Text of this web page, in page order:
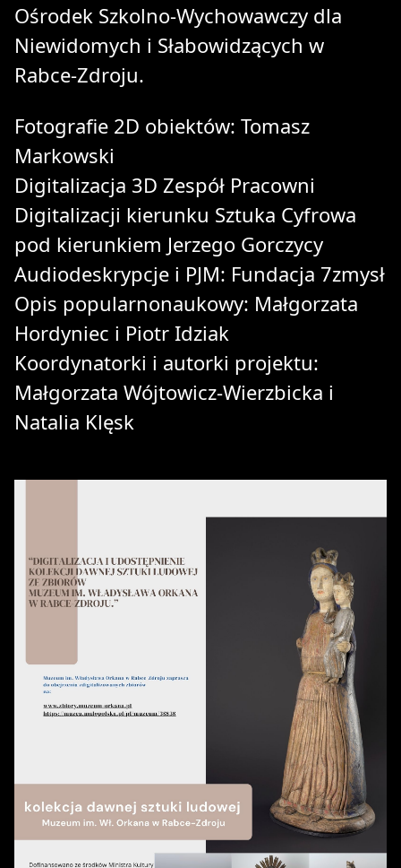
Ośrodek Szkolno-Wychowawczy dla
Niewidomych i Słabowidzących w
Rabce-Zdroju.
Fotografie 2D obiektów: Tomasz
Markowski
Digitalizacja 3D Zespół Pracowni
Digitalizacji kierunku Sztuka Cyfrowa
pod kierunkiem Jerzego Gorczycy
Audiodeskrypcje i PJM: Fundacja 7zmysł
Opis popularnonaukowy: Małgorzata
Hordyniec i Piotr Idziak
Koordynatorki i autorki projektu:
Małgorzata Wójtowicz-Wierzbicka i
Natalia Klęsk